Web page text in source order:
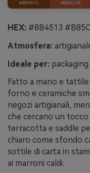
HEX: #8B4513
Atmosfera:
Ideale per:
Fatto a mano e
forno e ceramiche
negozi artigianali,
che cercano un
terracotta e saddle
chiaro come sfondo
sottile di carta in
ai marroni caldi.